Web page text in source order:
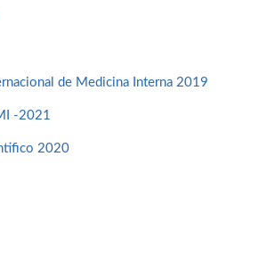
de Medicina Interna 2019
-2021
2020